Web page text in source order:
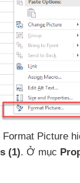
Format Picture
(1). Ở mục